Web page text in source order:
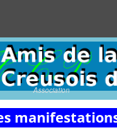
Association